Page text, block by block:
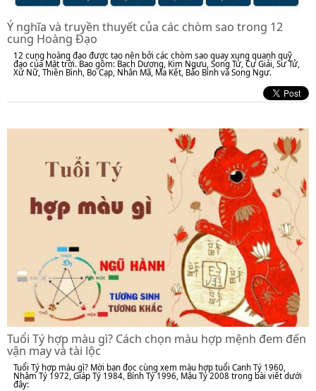
Ý nghĩa và truyền thuyết của các chòm sao trong 12
cung Hoàng Đạo
12 cung hoàng đạo được tạo nên bởi các chòm sao quay xung quanh quỹ
đạo của Mặt trời. Bao gồm: Bạch Dương, Kim Ngưu, Song Tử, Cự Giải, Sư Tử,
Xử Nữ, Thiên Bình, Bọ Cạp, Nhân Mã, Ma Kết, Bảo Bình và Song Ngư.
Tuổi Tý hợp màu gì? Cách chọn màu hợp mệnh đem đến
vận may và tài lộc
Tuổi Tý hợp màu gì? Mời bạn đọc cùng xem màu hợp tuổi Canh Tý 1960,
Nhâm Tý 1972, Giáp Tý 1984, Bính Tý 1996, Mậu Tý 2008 trong bài viết dưới
đây: